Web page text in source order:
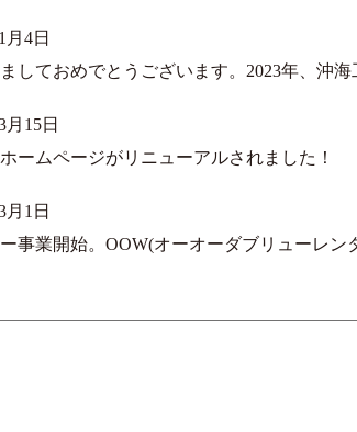
月4日
しておめでとうございます。2023年、沖海
月15日
ームページがリニューアルされました！
月1日
事業開始。OOW(オーオーダブリューレン